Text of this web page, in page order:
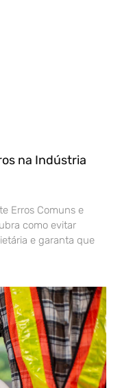
na Indústria
Erros Comuns e
como evitar
e garanta que